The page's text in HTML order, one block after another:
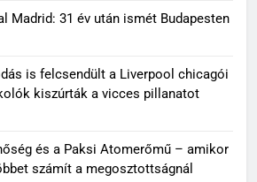
Madrid: 31 év után ismét Budapesten
is felcsendült a Liverpool chicagói
kiszúrták a vicces pillanatot
és a Paksi Atomerőmű – amikor
számít a megosztottságnál